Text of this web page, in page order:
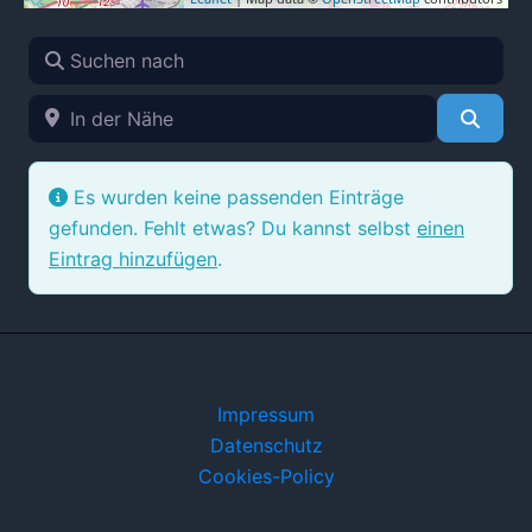
Suchen nach
In der Nähe
Es wurden keine passenden Einträge
gefunden. Fehlt etwas? Du kannst selbst einen
Eintrag hinzufügen.
Impressum
Datenschutz
Cookies-Policy